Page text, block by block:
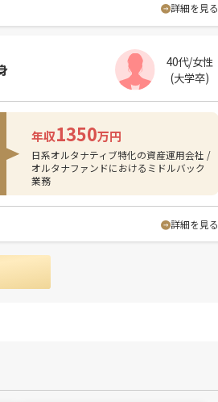
詳細を見る
40代/女性
(大学卒)
年収1350万円
日系オルタナティブ特化の資産運用会社 /
オルタナファンドにおけるミドルバック
業務
詳細を見る